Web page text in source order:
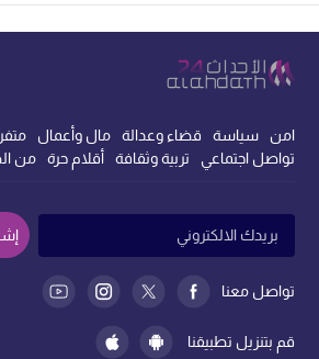
امن سياسة قضاء وعدالة مال وأعمال
تواصل اجتماعي
تربية وثقافة أقلام حرة من
قم بتنزيل تطبيقنا
تواصل معنا